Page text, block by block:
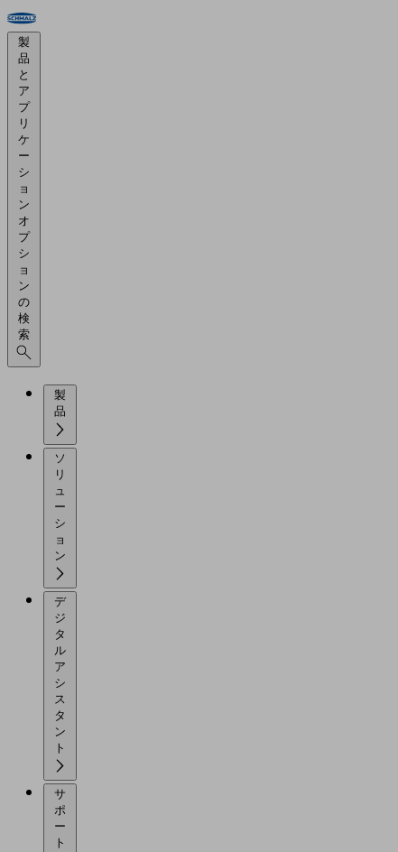
製
品
と
ア
プ
リ
ケ
ー
シ
ョ
ン
オ
プ
シ
ョ
ン
の
検
索
製
ソ
リ
ュ
ー
シ
ョ
デ
ジ
タ
ル
ア
シ
ス
タ
ン
サ
ポ
ー